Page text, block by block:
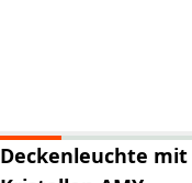
Deckenleuchte